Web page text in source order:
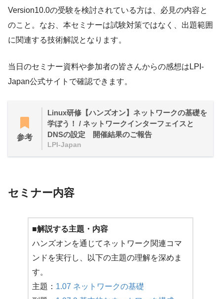
Version10.0の受験を検討されている方は、必見の内容と
のこと。なお、本セミナーは試験対策ではなく、出題範囲
に関連する技術解説となります。
当日のセミナー資料や参加者の皆さんからの感想はLPI-
Japan公式サイトで確認できます。
参考
Linux研修【ハンズオン】ネットワークの基礎を
学ぼう！ / ネットワークインターフェイスと
DNSの設定 開催結果のご報告
LPI-Japan
セミナー内容
■解説する主題・内容
ハンズオンを通じてネットワーク関連コマ
ンドを実行し、以下の主題の理解を深めま
す。
主題： 1.07 ネットワークの基礎